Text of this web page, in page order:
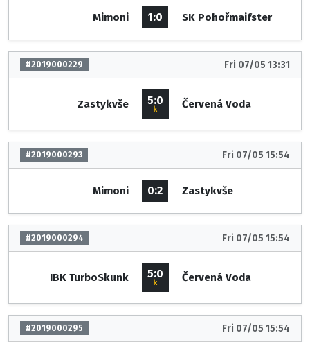
Mimoni 1:0 SK Pohořmaifster
#2019000229 Fri 07/05 13:31
Zastykvše 5:0
k Červená Voda
#2019000293 Fri 07/05 15:54
Mimoni 0:2 Zastykvše
#2019000294 Fri 07/05 15:54
IBK TurboSkunk 5:0
k Červená Voda
#2019000295 Fri 07/05 15:54